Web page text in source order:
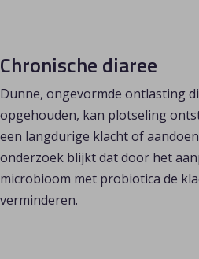
Chronische diaree
Dunne, ongevormde ontlasting
opgehouden, kan plotseling
een langdurige klacht of
onderzoek blijkt dat door het
microbioom met probiotica de
verminderen.